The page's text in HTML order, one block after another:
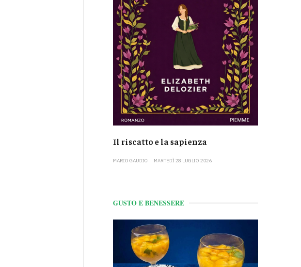
Il riscatto e la sapienza
MARIO GAUDIO MARTEDÌ 28 LUGLIO 2026
GUSTO E BENESSERE